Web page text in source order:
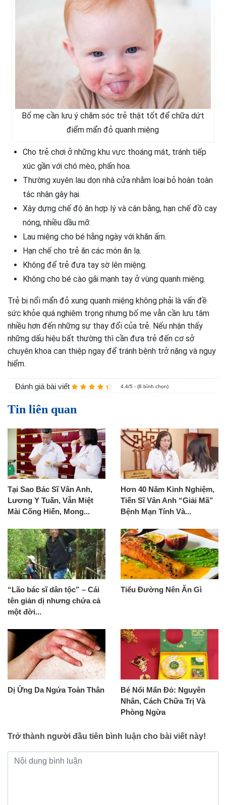
Bố mẹ cần lưu ý chăm sóc trẻ thật tốt để chữa dứt
điểm mẩn đỏ quanh miệng
Cho trẻ chơi ở những khu vực thoáng mát, tránh tiếp
xúc gần với chó mèo, phấn hoa.
Thường xuyên lau dọn nhà cửa nhằm loại bỏ hoàn toàn
tác nhân gây hại.
Xây dựng chế độ ăn hợp lý và cân bằng, hạn chế đồ cay
nóng, nhiều dầu mỡ.
Lau miệng cho bé hằng ngày với khăn ấm.
Hạn chế cho trẻ ăn các món ăn lạ.
Không để trẻ đưa tay sờ lên miệng.
Không cho bé cào gãi mạnh tay ở vùng quanh miệng.
Trẻ bị nổi mẩn đỏ xung quanh miệng không phải là vấn đề
sức khỏe quá nghiêm trọng nhưng bố mẹ vẫn cần lưu tâm
nhiều hơn đến những sự thay đổi của trẻ. Nếu nhận thấy
những dấu hiệu bất thường thì cần đưa trẻ đến cơ sở
chuyên khoa can thiệp ngay để tránh bệnh trở nặng và nguy
hiểm.
Đánh giá bài viết 4.4/5 - (8 bình chọn)
Tin liên quan
Tại Sao Bác Sĩ Vân Anh,
Lương Y Tuấn, Vẫn Miệt
Mài Cống Hiến, Mong...
Hơn 40 Năm Kinh Nghiệm,
Tiến Sĩ Vân Anh “Giải Mã”
Bệnh Mạn Tính Và...
“Lão bác sĩ dân tộc” – Cái
tên giản dị nhưng chứa cả
một đời...
Tiểu Đường Nên Ăn Gì
Dị Ứng Da Ngứa Toàn Thân
Bé Nổi Mẩn Đỏ: Nguyên
Nhân, Cách Chữa Trị Và
Phòng Ngừa
Trở thành người đầu tiên bình luận cho bài viết này!